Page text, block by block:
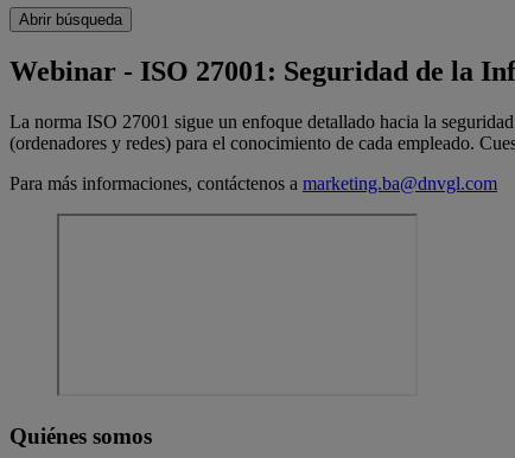
Abrir búsqueda
Webinar - ISO 27001: Seguridad de la
La norma ISO 27001 sigue un enfoque detallado hacia la
(ordenadores y redes) para el conocimiento de cada empleado.
Para más informaciones, contáctenos a marketing.ba@dnvgl.com
Quiénes somos